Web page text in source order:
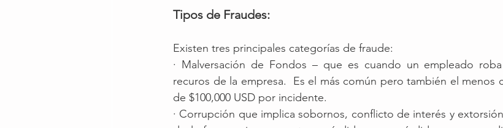
Tipos de Fraudes:
Existen tres principales categorías de fraude:
· Malversación de Fondos – que es cuando un empleado
recuros de la empresa.  Es el más común pero también el
de $100,000 USD por incidente.
· Corrupción que implica sobornos, conflicto de interés y